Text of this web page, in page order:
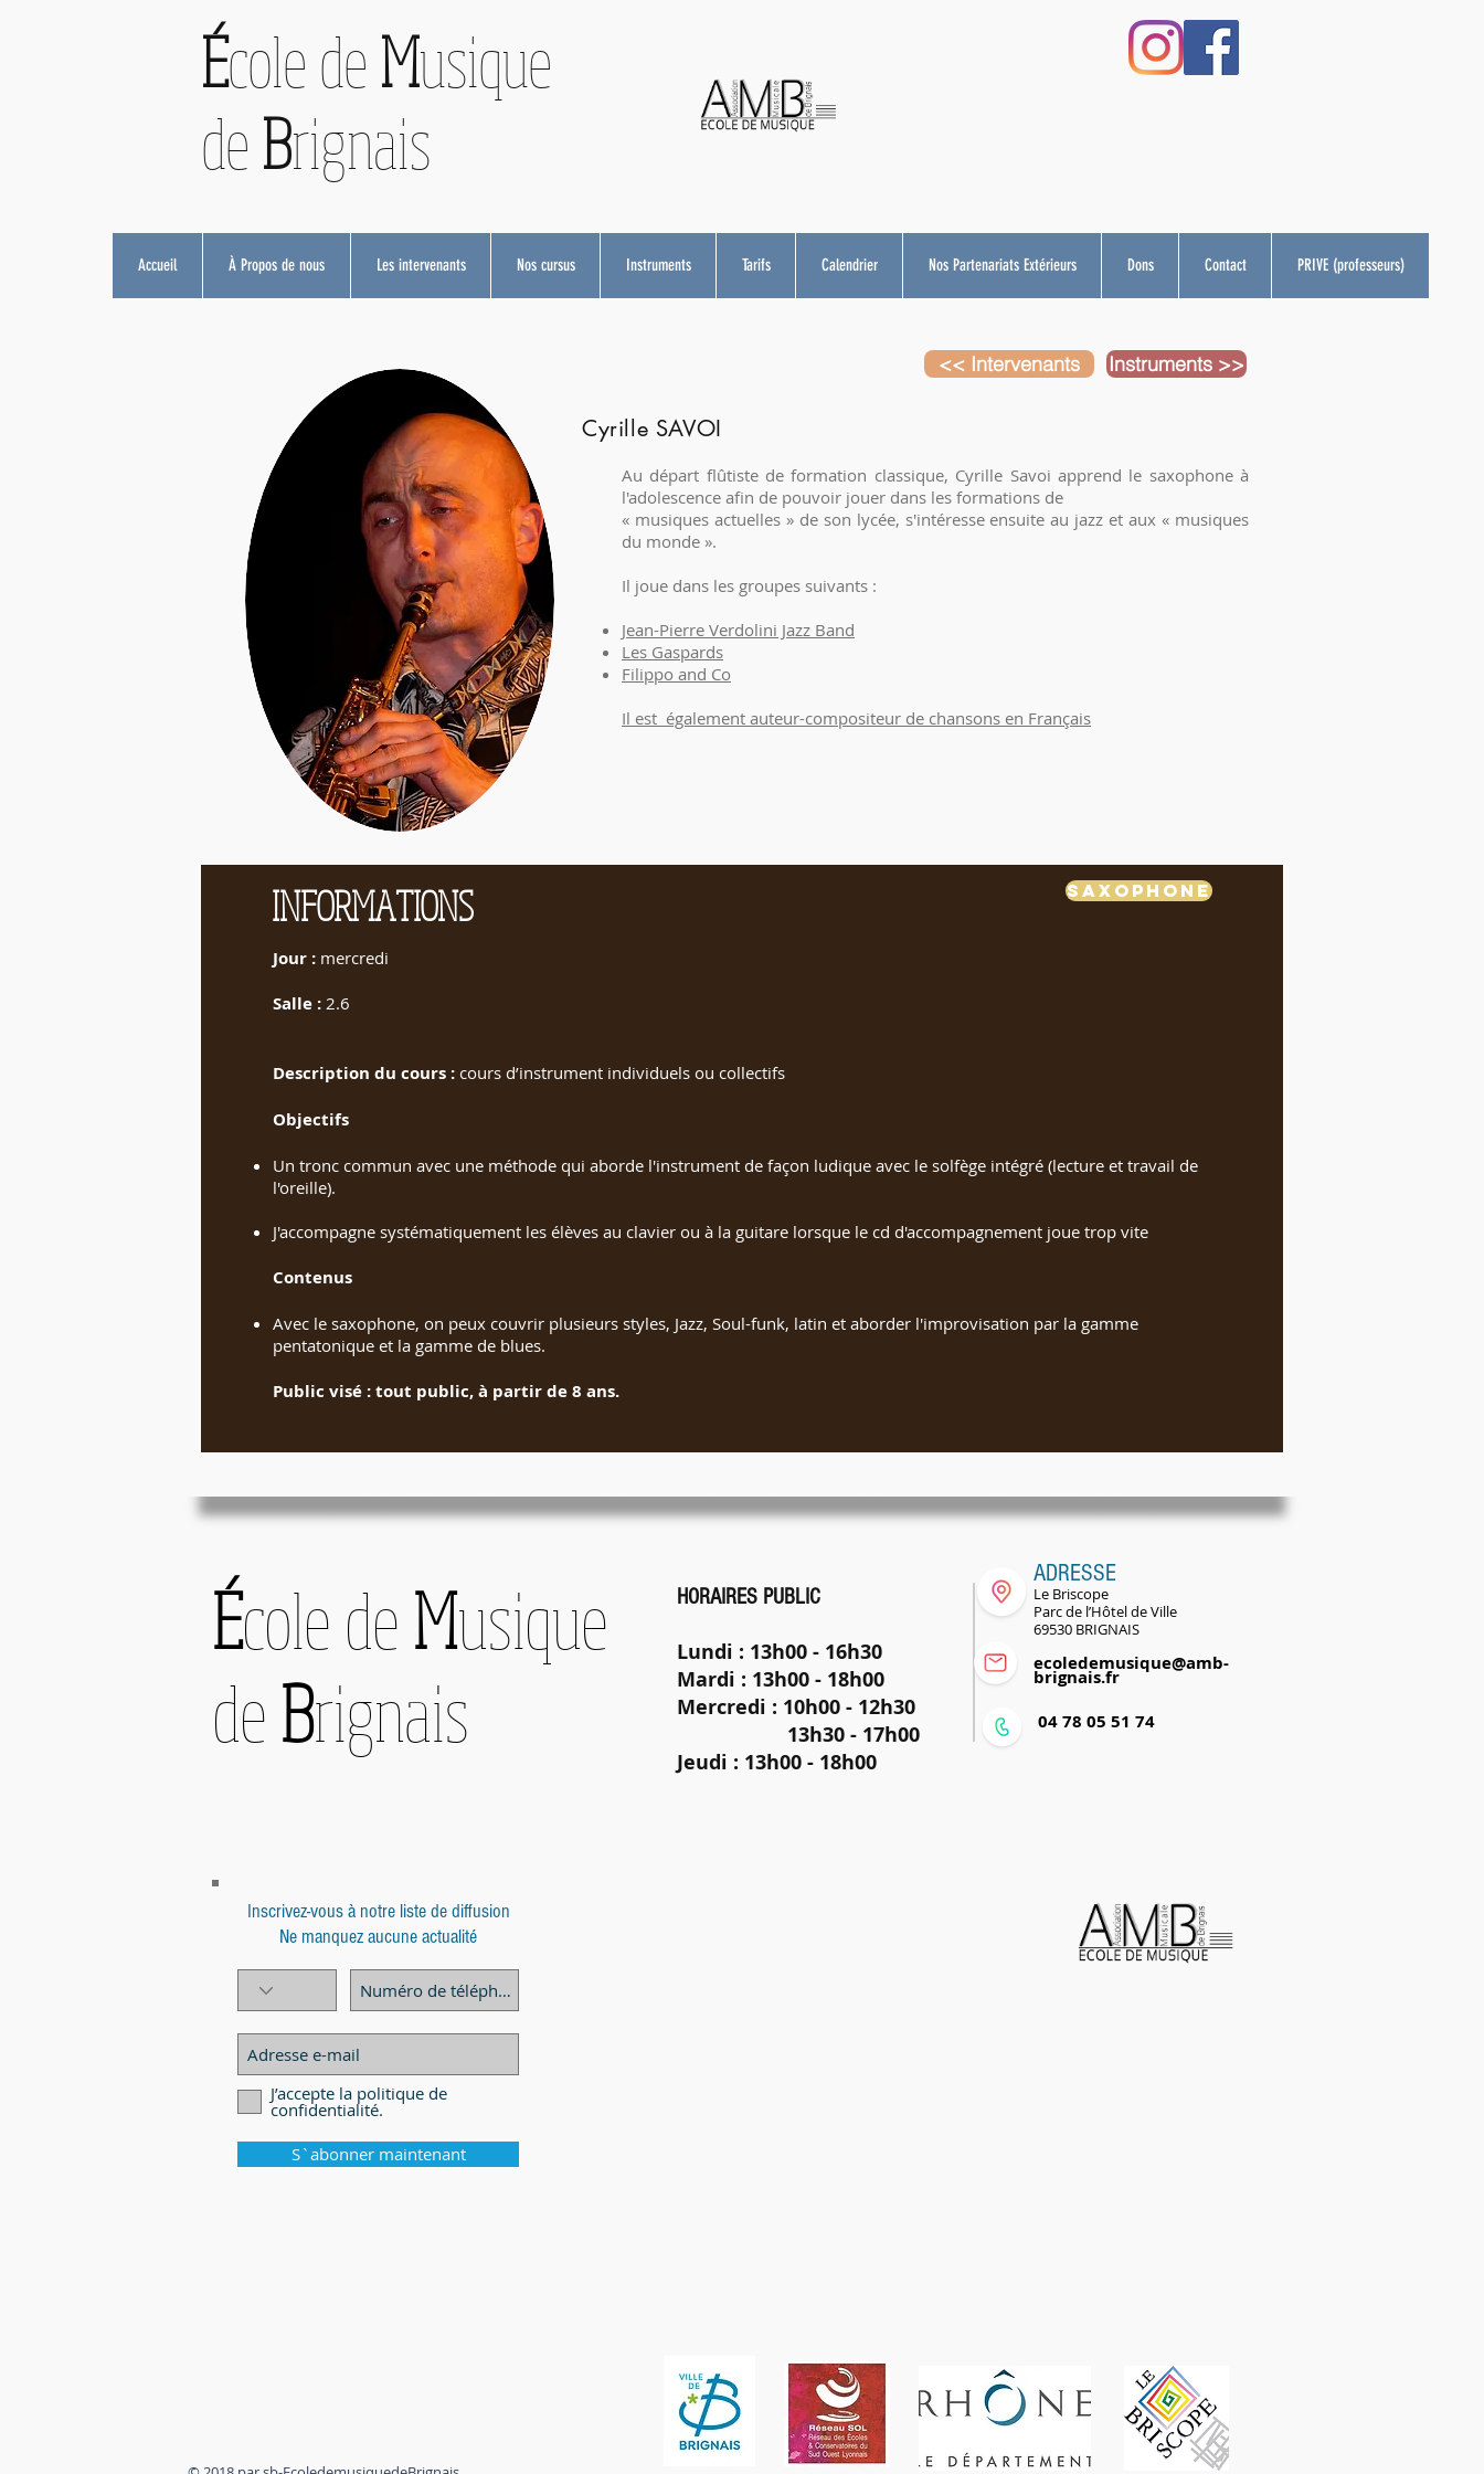
École de Musique
de Brignais
Accueil À Propos de nous Les intervenants Nos cursus Instruments Tarifs Calendrier Nos Partenariats Extérieurs Dons Contact PRIVE (professeurs)
<< Intervenants Instruments >>
Cyrille SAVOI
Au départ flûtiste de formation classique, Cyrille Savoi apprend le saxophone à
l'adolescence afin de pouvoir jouer dans les formations de
« musiques actuelles » de son lycée, s'intéresse ensuite au jazz et aux « musiques
du monde ».
Il joue dans les groupes suivants :
Jean-Pierre Verdolini Jazz Band
Les Gaspards
Filippo and Co
Il est également auteur-compositeur de chansons en Français
INFORMATIONS
Jour : mercredi
Salle : 2.6
Description du cours : cours d’instrument individuels ou collectifs
Objectifs
Un tronc commun avec une méthode qui aborde l'instrument de façon ludique avec le solfège intégré (lecture et travail de
l'oreille).
J'accompagne systématiquement les élèves au clavier ou à la guitare lorsque le cd d'accompagnement joue trop vite
Contenus
Avec le saxophone, on peux couvrir plusieurs styles, Jazz, Soul-funk, latin et aborder l'improvisation par la gamme
pentatonique et la gamme de blues.
Public visé : tout public, à partir de 8 ans.
Saxophone
École deMusique
deBrignais
HORAIRES PUBLIC
Lundi : 13h00 - 16h30
Mardi : 13h00 - 18h00
Mercredi : 10h00 - 12h30
13h30 - 17h00
Jeudi : 13h00 - 18h00
ADRESSE
Le Briscope
Parc de l’Hôtel de Ville
69530 BRIGNAIS
ecoledemusique@amb-
brignais.fr
04 78 05 51 74
Inscrivez-vous à notre liste de diffusion
Ne manquez aucune actualité
J’accepte la politique de
confidentialité.
S`abonner maintenant